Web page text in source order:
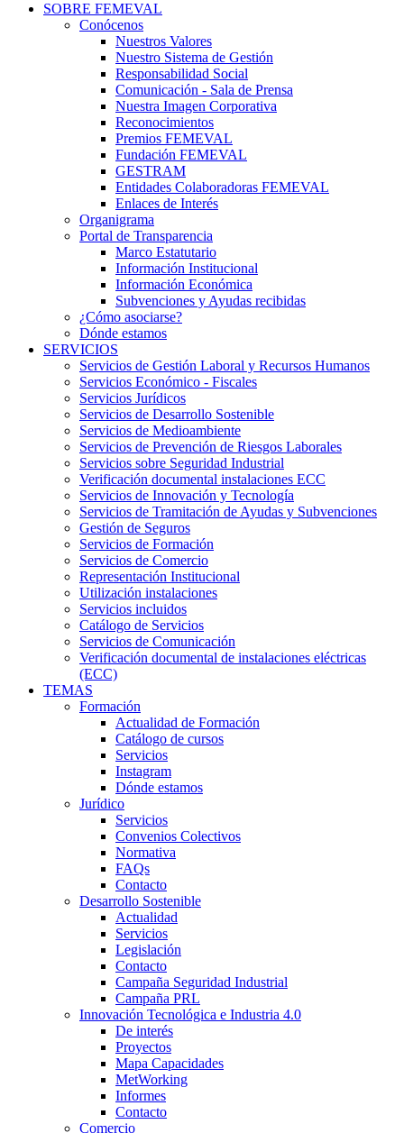
SOBRE FEMEVAL
Conócenos
Nuestros Valores
Nuestro Sistema de Gestión
Responsabilidad Social
Comunicación - Sala de Prensa
Nuestra Imagen Corporativa
Reconocimientos
Premios FEMEVAL
Fundación FEMEVAL
GESTRAM
Entidades Colaboradoras FEMEVAL
Enlaces de Interés
Organigrama
Portal de Transparencia
Marco Estatutario
Información Institucional
Información Económica
Subvenciones y Ayudas recibidas
¿Cómo asociarse?
Dónde estamos
SERVICIOS
Servicios de Gestión Laboral y Recursos Humanos
Servicios Económico - Fiscales
Servicios Jurídicos
Servicios de Desarrollo Sostenible
Servicios de Medioambiente
Servicios de Prevención de Riesgos Laborales
Servicios sobre Seguridad Industrial
Verificación documental instalaciones ECC
Servicios de Innovación y Tecnología
Servicios de Tramitación de Ayudas y Subvenciones
Gestión de Seguros
Servicios de Formación
Servicios de Comercio
Representación Institucional
Utilización instalaciones
Servicios incluidos
Catálogo de Servicios
Servicios de Comunicación
Verificación documental de instalaciones eléctricas
(ECC)
TEMAS
Formación
Actualidad de Formación
Catálogo de cursos
Servicios
Instagram
Dónde estamos
Jurídico
Servicios
Convenios Colectivos
Normativa
FAQs
Contacto
Desarrollo Sostenible
Actualidad
Servicios
Legislación
Contacto
Campaña Seguridad Industrial
Campaña PRL
Innovación Tecnológica e Industria 4.0
De interés
Proyectos
Mapa Capacidades
MetWorking
Informes
Contacto
Comercio